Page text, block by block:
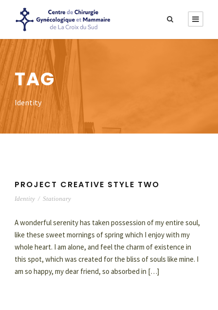
TAG
Identity
PROJECT CREATIVE STYLE TWO
Identity / Stationary
A wonderful serenity has taken possession of my entire soul,
like these sweet mornings of spring which I enjoy with my
whole heart. I am alone, and feel the charm of existence in
this spot, which was created for the bliss of souls like mine. I
am so happy, my dear friend, so absorbed in […]